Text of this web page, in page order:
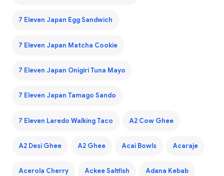
7 Eleven Japan Egg Sandwich
7 Eleven Japan Matcha Cookie
7 Eleven Japan Onigiri Tuna Mayo
7 Eleven Japan Tamago Sando
7 Eleven Laredo Walking Taco A2 Cow Ghee
A2 Desi Ghee A2 Ghee Acai Bowls Acaraje
Acerola Cherry Ackee Saltfish Adana Kebab